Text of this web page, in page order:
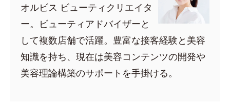
オルビス ビューティクリエイタ
ー。ビューティアドバイザーと
して複数店舗で活躍。豊富な接客経験と美容
知識を持ち、現在は美容コンテンツの開発や
美容理論構築のサポートを手掛ける。